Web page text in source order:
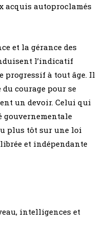
acquis autoproclamés
et la gérance des
l’indicatif
progressif à tout âge. Il
courage pour se
un devoir. Celui qui
plus tôt sur une loi
et indépendante
intelligences et